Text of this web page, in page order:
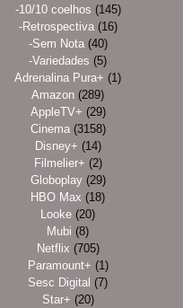
-10/10 coelhos (145)
-Retrospectiva (16)
-Sem Nota (40)
-Variedades (5)
Adrenalina Pura+ (1)
Amazon (289)
AppleTV+ (29)
Cinema (3158)
Disney+ (14)
Filmelier+ (2)
Globoplay (29)
HBO Max (18)
Looke (20)
Mubi (8)
Netflix (705)
Paramount+ (1)
Sesc Digital (7)
Star+ (20)